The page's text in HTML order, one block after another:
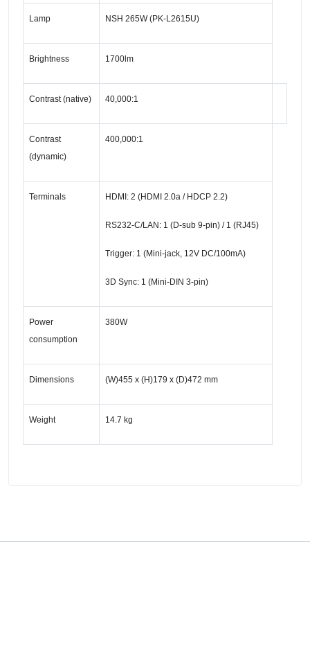
Lamp NSH 265W (PK-L2615U)
Brightness 1700lm
Contrast (native) 40,000:1
Contrast
(dynamic)
400,000:1
Terminals HDMI: 2 (HDMI 2.0a / HDCP 2.2)
RS232-C/LAN: 1 (D-sub 9-pin) / 1 (RJ45)
Trigger: 1 (Mini-jack, 12V DC/100mA)
3D Sync: 1 (Mini-DIN 3-pin)
Power
consumption
380W
Dimensions (W)455 x (H)179 x (D)472 mm
Weight 14.7 kg